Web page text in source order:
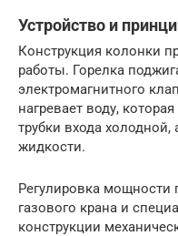
Устройство и
Конструкция колонки
работы. Горелка
электромагнитного
нагревает воду,
трубки входа холодной,
жидкости.
Регулировка
газового крана и
конструкции